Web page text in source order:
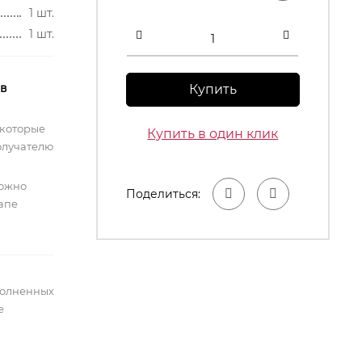
1 шт.
1 шт.
Купить
Купить в один клик
Поделиться: